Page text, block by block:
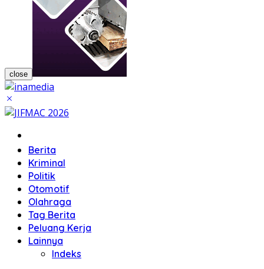
close
Berita
Kriminal
Politik
Otomotif
Olahraga
Tag Berita
Peluang Kerja
Lainnya
Indeks